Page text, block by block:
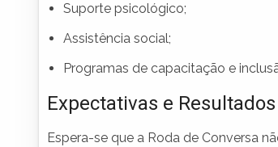
Suporte psicológico;
Assistência social;
Programas de capacitação e
Expectativas e
Espera-se que a Roda de Conversa